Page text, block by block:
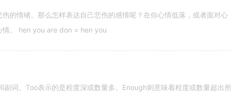
的情绪。那么怎样表达自己悲伤的感情呢？在你心情低落，或者面对心
情。 hen you are don = hen you
词。Too表示的是程度深或数量多。Enough则意味着程度或数量超出所